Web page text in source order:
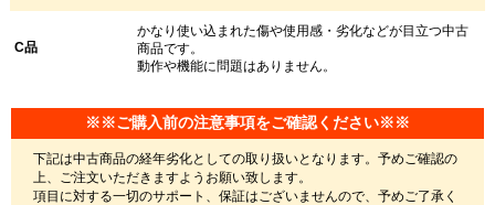
C品
かなり使い込まれた傷や使用感・劣化などが目立つ中古
商品です。
動作や機能に問題はありません。
※※ご購入前の注意事項をご確認ください※※
下記は中古商品の経年劣化としての取り扱いとなります。予めご確認の
上、ご注文いただきますようお願い致します。
項目に対する一切のサポート、保証はございませんので、予めご了承く